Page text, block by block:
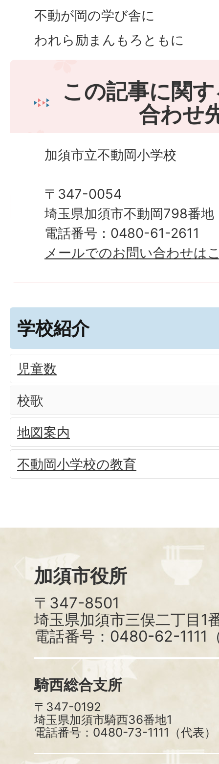
不動が岡の学び舎に
われら励まんもろともに
この記事に関
合わせ
加須市立不動岡小学校
〒347-0054
埼玉県加須市不動岡798番地
電話番号：0480-61-2611
メールでのお問い合わせは
学校紹介
児童数
校歌
地図案内
不動岡小学校の教育
加須市役所
〒347-8501
埼玉県加須市三俣二丁目1
電話番号：0480-62-1111
騎西総合支所
〒347-0192
埼玉県加須市騎西36番地1
電話番号：0480-73-1111（代表）